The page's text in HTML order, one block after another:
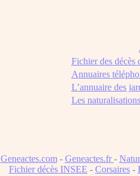
Fichier des décès
Annuaires
L’annuaire des
Les
Geneactes.com- Geneactes.fr -
Fichier décès INSEE - Corsaires -